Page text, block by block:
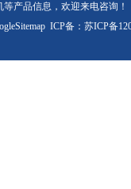
产品信息，欢迎来电咨询！
ICP备： 苏ICP备